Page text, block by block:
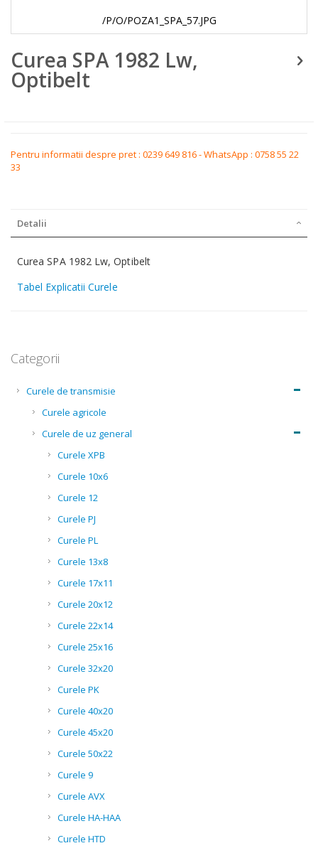
/P/O/POZA1_SPA_57.JPG
to
the
beginning
Curea SPA 1982 Lw,
Optibelt
Pentru informatii despre pret : 0239 649 816 - WhatsApp : 0758 55 22
33
Detalii
Curea SPA 1982 Lw, Optibelt
Tabel Explicatii Curele
Categorii
Curele de transmisie
Curele agricole
Curele de uz general
Curele XPB
Curele 10x6
Curele 12
Curele PJ
Curele PL
Curele 13x8
Curele 17x11
Curele 20x12
Curele 22x14
Curele 25x16
Curele 32x20
Curele PK
Curele 40x20
Curele 45x20
Curele 50x22
Curele 9
Curele AVX
Curele HA-HAA
Curele HTD